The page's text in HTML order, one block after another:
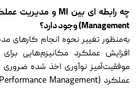
Management) وجود دارد؟
افزایش عملکرد مکانیزم‌هایی برای
موفقیت‌آمیز نوآوری اخذ شده